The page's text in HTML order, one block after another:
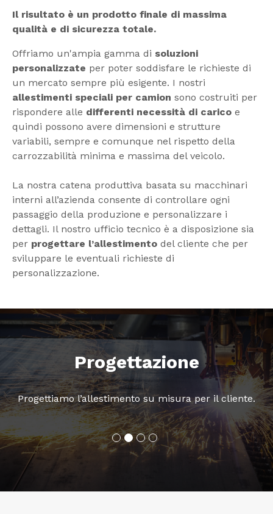
Il risultato è un prodotto finale di massima
qualità e di sicurezza totale.
Offriamo un'ampia gamma di soluzioni
personalizzate per poter soddisfare le richieste di
un mercato sempre più esigente. I nostri
allestimenti speciali per camion sono costruiti per
rispondere alle differenti necessità di carico e
quindi possono avere dimensioni e strutture
variabili, sempre e comunque nel rispetto della
carrozzabilità minima e massima del veicolo.
La nostra catena produttiva basata su macchinari
interni all’azienda consente di controllare ogni
passaggio della produzione e personalizzare i
dettagli. Il nostro ufficio tecnico è a disposizione sia
per progettare l’allestimento del cliente che per
sviluppare le eventuali richieste di
personalizzazione.
Progettazione
Progettiamo l’allestimento su misura per il cliente.